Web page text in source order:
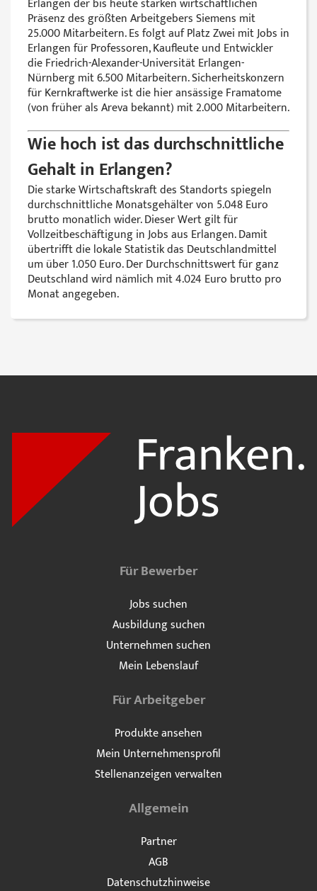
Erlangen der bis heute starken wirtschaftlichen
Präsenz des größten Arbeitgebers Siemens mit
25.000 Mitarbeitern. Es folgt auf Platz Zwei mit Jobs in
Erlangen für Professoren, Kaufleute und Entwickler
die Friedrich-Alexander-Universität Erlangen-
Nürnberg mit 6.500 Mitarbeitern. Sicherheitskonzern
für Kernkraftwerke ist die hier ansässige Framatome
(von früher als Areva bekannt) mit 2.000 Mitarbeitern.
Wie hoch ist das durchschnittliche
Gehalt in Erlangen?
Die starke Wirtschaftskraft des Standorts spiegeln
durchschnittliche Monatsgehälter von 5.048 Euro
brutto monatlich wider. Dieser Wert gilt für
Vollzeitbeschäftigung in Jobs aus Erlangen. Damit
übertrifft die lokale Statistik das Deutschlandmittel
um über 1.050 Euro. Der Durchschnittswert für ganz
Deutschland wird nämlich mit 4.024 Euro brutto pro
Monat angegeben.
Für Bewerber
Jobs suchen
Ausbildung suchen
Unternehmen suchen
Mein Lebenslauf
Für Arbeitgeber
Produkte ansehen
Mein Unternehmensprofil
Stellenanzeigen verwalten
Allgemein
Partner
AGB
Datenschutzhinweise